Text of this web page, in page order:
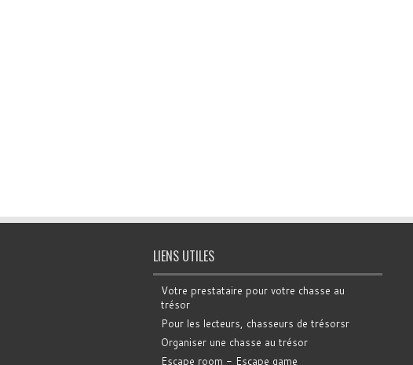
LIENS UTILES
Votre prestataire pour votre chasse au
trésor
Pour les lecteurs, chasseurs de trésorsr
Organiser une chasse au trésor
Escape room - Escape game